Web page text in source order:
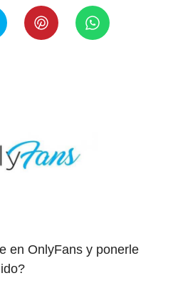
en OnlyFans y ponerle